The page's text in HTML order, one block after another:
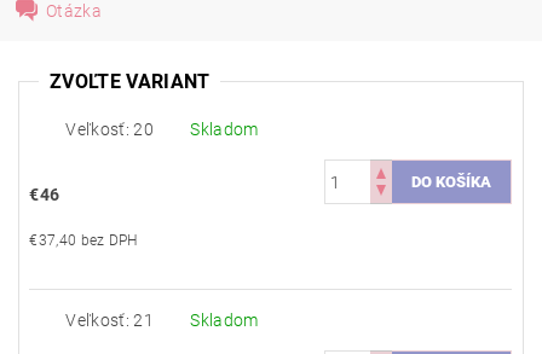
Otázka
ZVOĽTE VARIANT
Veľkosť: 20 Skladom
€46
€37,40 bez DPH
Veľkosť: 21 Skladom